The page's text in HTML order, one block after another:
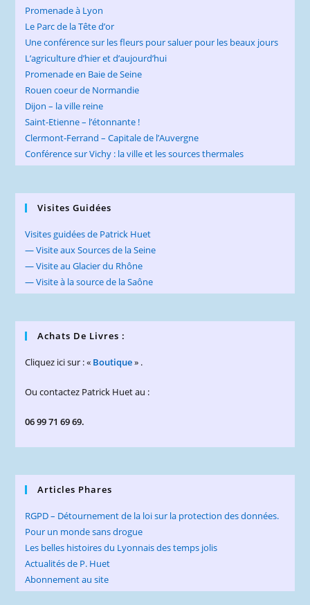
Promenade à Lyon
Le Parc de la Tête d’or
Une conférence sur les fleurs pour saluer pour les beaux jours
L’agriculture d’hier et d’aujourd’hui
Promenade en Baie de Seine
Rouen coeur de Normandie
Dijon – la ville reine
Saint-Etienne – l’étonnante !
Clermont-Ferrand – Capitale de l’Auvergne
Conférence sur Vichy : la ville et les sources thermales
Visites Guidées
Visites guidées de Patrick Huet
— Visite aux Sources de la Seine
— Visite au Glacier du Rhône
— Visite à la source de la Saône
Achats De Livres :
Cliquez ici sur : « Boutique» .
Ou contactez Patrick Huet au :
06 99 71 69 69.
Articles Phares
RGPD – Détournement de la loi sur la protection des données.
Pour un monde sans drogue
Les belles histoires du Lyonnais des temps jolis
Actualités de P. Huet
Abonnement au site